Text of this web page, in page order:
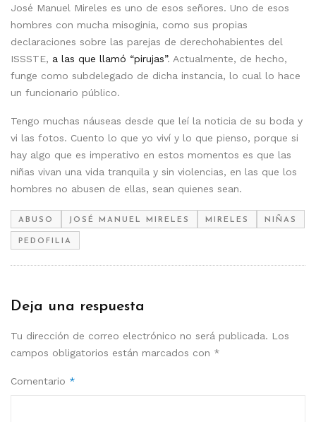
José Manuel Mireles es uno de esos señores. Uno de esos
hombres con mucha misoginia, como sus propias
declaraciones sobre las parejas de derechohabientes del
ISSSTE, a las que llamó “pirujas”. Actualmente, de hecho,
funge como subdelegado de dicha instancia, lo cual lo hace
un funcionario público.
Tengo muchas náuseas desde que leí la noticia de su boda y
vi las fotos. Cuento lo que yo viví y lo que pienso, porque si
hay algo que es imperativo en estos momentos es que las
niñas vivan una vida tranquila y sin violencias, en las que los
hombres no abusen de ellas, sean quienes sean.
ABUSO JOSÉ MANUEL MIRELES MIRELES NIÑAS
PEDOFILIA
Deja una respuesta
Tu dirección de correo electrónico no será publicada. Los
campos obligatorios están marcados con *
Comentario *